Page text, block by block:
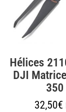
Hélices
DJI
350
32,50€